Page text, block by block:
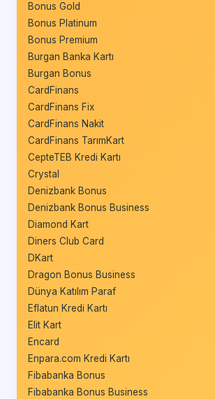
Bonus Gold
Bonus Platinum
Bonus Premium
Burgan Banka Kartı
Burgan Bonus
CardFinans
CardFinans Fix
CardFinans Nakit
CardFinans TarımKart
CepteTEB Kredi Kartı
Crystal
Denizbank Bonus
Denizbank Bonus Business
Diamond Kart
Diners Club Card
DKart
Dragon Bonus Business
Dünya Katılım Paraf
Eflatun Kredi Kartı
Elit Kart
Encard
Enpara.com Kredi Kartı
Fibabanka Bonus
Fibabanka Bonus Business